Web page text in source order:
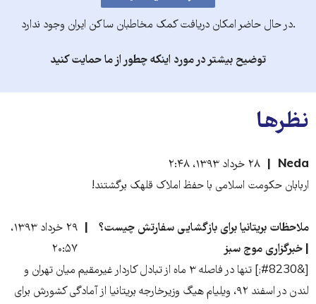
.در حال حاضر امکان دریافت کمک مخاطبان ساکن ایران وجود ندارد
توضیح بیشتر در مورد اینکه چطور از ما حمایت کنید
نظرها
Neda
۲۸ خرداد ۱۳۹۳، ۲:۴۸
اربابان حکومت اسلامی با حفظ املاک قلهک برگشتند!
ملاحظات بریتانیا برای بازگشایی سفارتش چیست؟
| خبرگزاری موج سبز
۲۹ خرداد ۱۳۹۳،
۲۰:۵۷
[&#8230;] تنها در فاصله ۳ ماه از تبادل کاردار غیرمقیم میان تهران و
لندن در اسفند ۹۲، ویلیام هیگ وزیرخارجه بریتانیا از آمادگی کشورش برای